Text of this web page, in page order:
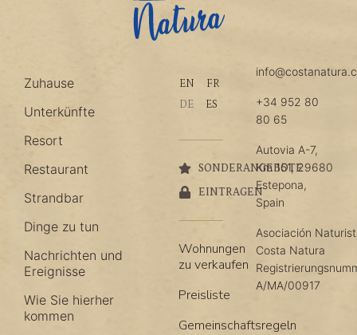
Zuhause
Unterkünfte
Resort
Restaurant
Strandbar
Dinge zu tun
Nachrichten und
Ereignisse
Wie Sie hierher
kommen
EN
FR
DE
ES
SONDERANGEBOTE
EINTRAGEN
Wohnungen
zu verkaufen
Preisliste
Gemeinschaftsregeln
+34 952 80
80 65
Autovia A-7,
Km 151, 29680
Estepona,
Spain
Asociación
Costa Natura
A/MA/00917